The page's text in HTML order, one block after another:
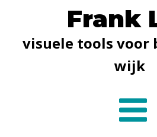
Frank
visuele tools voor
wijk